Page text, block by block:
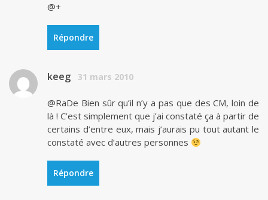
@+
Répondre
keeg 31 mars 2010
@RaDe Bien sûr qu’il n’y a pas que des CM, loin de
là ! C’est simplement que j’ai constaté ça à partir de
certains d’entre eux, mais j’aurais pu tout autant le
constaté avec d’autres personnes
Répondre